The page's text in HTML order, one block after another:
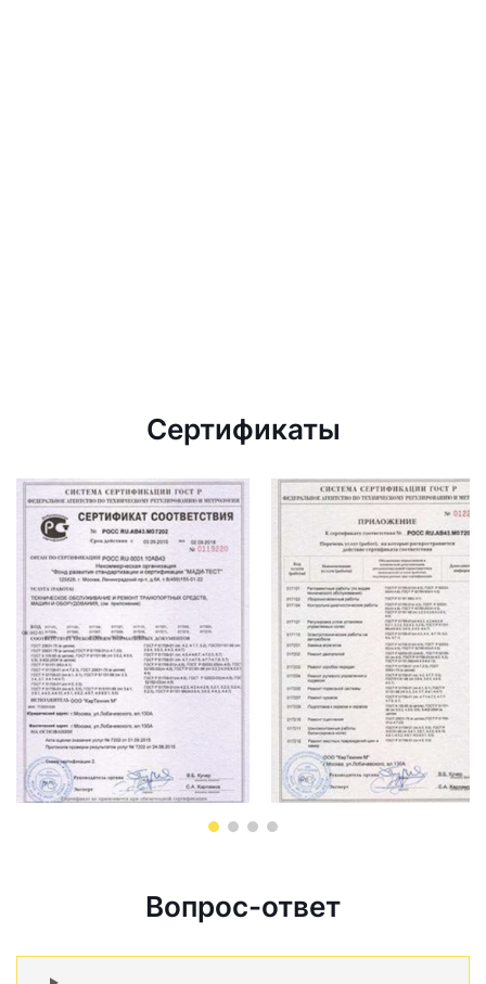
Сертификаты
Вопрос-ответ